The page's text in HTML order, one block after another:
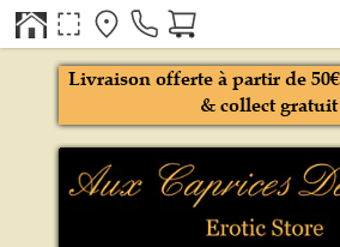
Livraison offerte à partir de
& collect gratuit